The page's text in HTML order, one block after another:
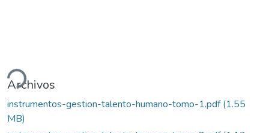
Archivos
instrumentos-gestion-talento-humano-tomo-1.pdf(1.55
MB)